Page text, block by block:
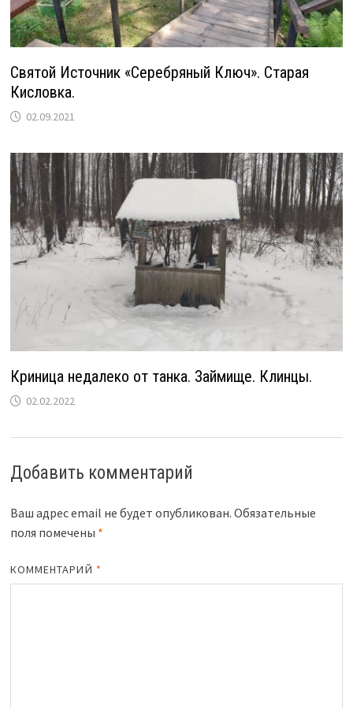
Святой Источник «Серебряный Ключ». Старая
Кисловка.
02.09.2021
Криница недалеко от танка. Займище. Клинцы.
02.02.2022
Добавить комментарий
Ваш адрес email не будет опубликован. Обязательные
поля помечены *
КОММЕНТАРИЙ *